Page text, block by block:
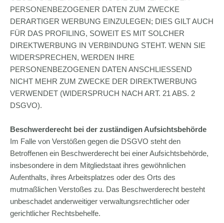
PERSONENBEZOGENER DATEN ZUM ZWECKE
DERARTIGER WERBUNG EINZULEGEN; DIES GILT AUCH
FÜR DAS PROFILING, SOWEIT ES MIT SOLCHER
DIREKTWERBUNG IN VERBINDUNG STEHT. WENN SIE
WIDERSPRECHEN, WERDEN IHRE
PERSONENBEZOGENEN DATEN ANSCHLIESSEND
NICHT MEHR ZUM ZWECKE DER DIREKTWERBUNG
VERWENDET (WIDERSPRUCH NACH ART. 21 ABS. 2
DSGVO).
Beschwerde­recht bei der zuständigen Aufsichts­behörde
Im Falle von Verstößen gegen die DSGVO steht den
Betroffenen ein Beschwerderecht bei einer Aufsichtsbehörde,
insbesondere in dem Mitgliedstaat ihres gewöhnlichen
Aufenthalts, ihres Arbeitsplatzes oder des Orts des
mutmaßlichen Verstoßes zu. Das Beschwerderecht besteht
unbeschadet anderweitiger verwaltungsrechtlicher oder
gerichtlicher Rechtsbehelfe.